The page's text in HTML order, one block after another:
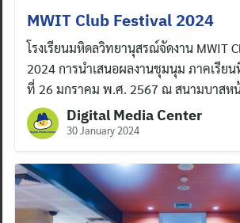
MWIT Club Festival 2024
โรงเรียนมหิดลวิทยานุสรณ์จัดงาน MWIT
2024 การนำเสนอผลงานชุมนุม ภาคเรีย
ที่ 26 มกราคม พ.ศ. 2567 ณ สนามบาสหน้
Digital Media Center
30 January 2024